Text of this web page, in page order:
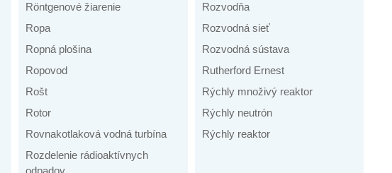
Röntgenové žiarenie
Ropa
Ropná plošina
Ropovod
Rošt
Rotor
Rovnakotlaková vodná turbína
Rozdelenie rádioaktívnych
Rozvodňa
Rozvodná sieť
Rozvodná sústava
Rutherford Ernest
Rýchly množivý reaktor
Rýchly neutrón
Rýchly reaktor